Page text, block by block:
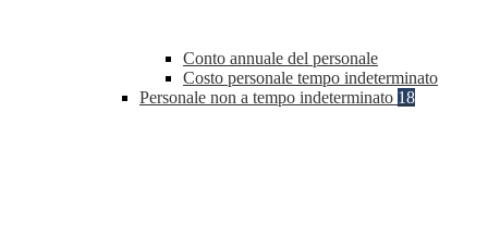
Conto annuale del personale
Costo personale tempo indeterminato
Personale non a tempo indeterminato 18